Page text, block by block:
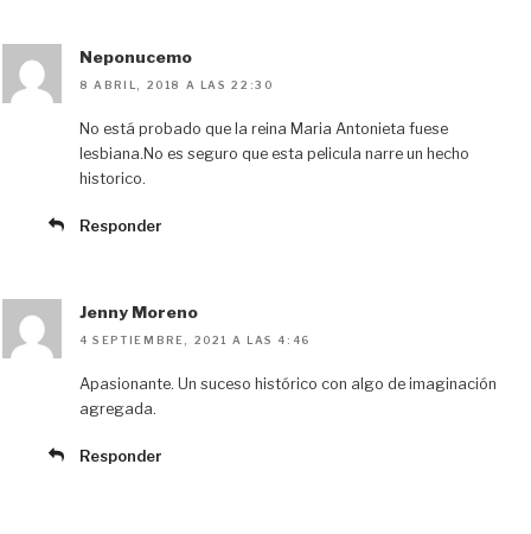
Neponucemo
8 ABRIL, 2018 A LAS 22:30
No está probado que la reina Maria Antonieta fuese
lesbiana.No es seguro que esta pelicula narre un hecho
historico.
Responder
Jenny Moreno
4 SEPTIEMBRE, 2021 A LAS 4:46
Apasionante. Un suceso histórico con algo de imaginación
agregada.
Responder